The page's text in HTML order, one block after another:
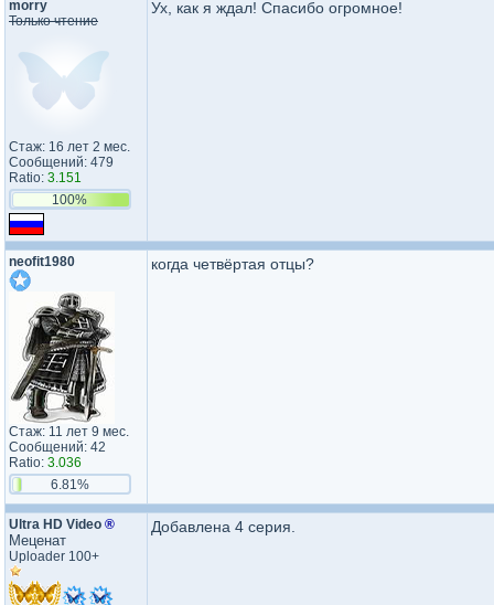
morry
Только чтение
Стаж: 16 лет 2 мес.
Сообщений: 479
Ratio: 3.151
100%
Ух, как я ждал! Спасибо огромное!
neofit1980
Стаж: 11 лет 9 мес.
Сообщений: 42
Ratio: 3.036
6.81%
когда четвёртая отцы?
Ultra HD Video ®
Меценат
Uploader 100+
Добавлена 4 серия.